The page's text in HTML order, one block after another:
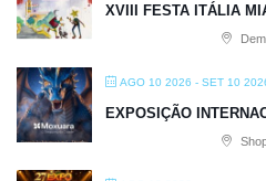
XVIII FESTA ITÁLIA
AGO 10 2026 - SET 10
EXPOSIÇÃO